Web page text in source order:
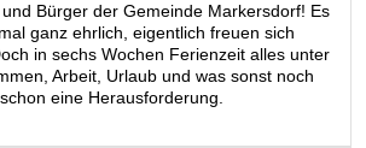
Bürger der Gemeinde Markersdorf! Es
ganz ehrlich, eigentlich freuen sich
in sechs Wochen Ferienzeit alles unter
Arbeit, Urlaub und was sonst noch
eine Herausforderung.